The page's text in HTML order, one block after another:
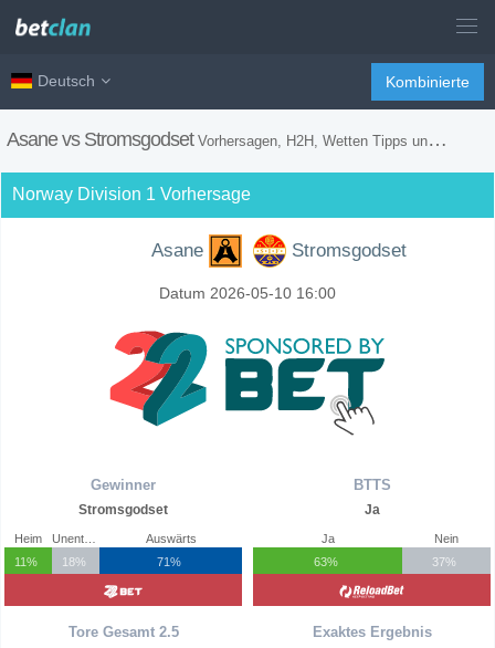
Deutsch Kombinierte
Asane vs Stromsgodset Vorhersagen, H2H, Wetten Tipps und Spiel Vorschau
Norway Division 1 Vorhersage
Asane Stromsgodset
Datum 2026-05-10 16:00
Gewinner
Stromsgodset
Heim
11%
18%
Auswärts
71%
Tore Gesamt 2.5
BTTS
Ja
Ja
63%
Nein
37%
Exaktes Ergebnis